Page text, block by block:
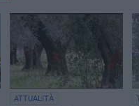
ATTUALITÀ